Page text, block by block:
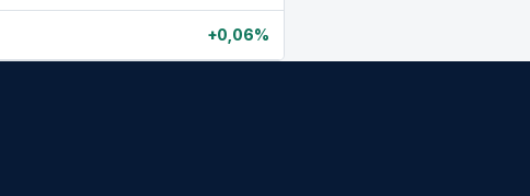
+0,06%